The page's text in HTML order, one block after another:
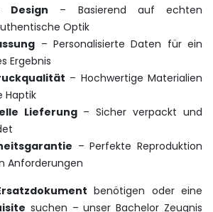
Design – Basierend auf echten
Optik
– Personalisierte Daten für ein
Ergebnis
– Hochwertige Materialien
Haptik
Lieferung– Sicher verpackt und
– Perfekte Reproduktion
Anforderungen
benötigen oder eine
suchen – unser Bachelor Zeugnis